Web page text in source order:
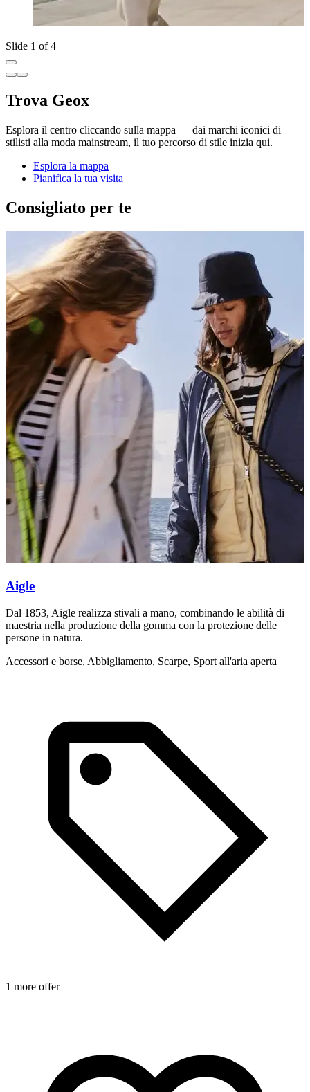
Slide 1 of 4
Trova Geox
Esplora il centro cliccando sulla mappa — dai marchi iconici di
stilisti alla moda mainstream, il tuo percorso di stile inizia qui.
Esplora la mappa
Pianifica la tua visita
Consigliato per te
Aigle
Dal 1853, Aigle realizza stivali a mano, combinando le abilità di
maestria nella produzione della gomma con la protezione delle
persone in natura.
Accessori e borse, Abbigliamento, Scarpe, Sport all'aria aperta
1 more offer